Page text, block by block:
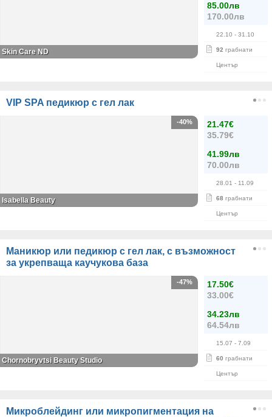
85.00лв
170.00лв
22.10 - 31.10
92 грабнати
Център
Skin Care ND
VIP SPA педикюр с гел лак
21.47€
35.79€
41.99лв
70.00лв
28.01 - 11.09
68 грабнати
Център
-40%
Isabella Beauty
Маникюр или педикюр с гел лак, с възможност
за укрепваща каучукова база
17.50€
33.00€
34.23лв
64.54лв
15.07 - 7.09
60 грабнати
Център
-47%
Chornobryvtsi Beauty Studio
Микроблейдинг или микропигментация на